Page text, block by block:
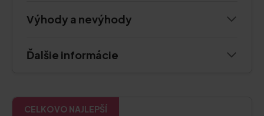
Výhody a nevýhody
Ďalšie informácie
CELKOVO NAJLEPŠÍ